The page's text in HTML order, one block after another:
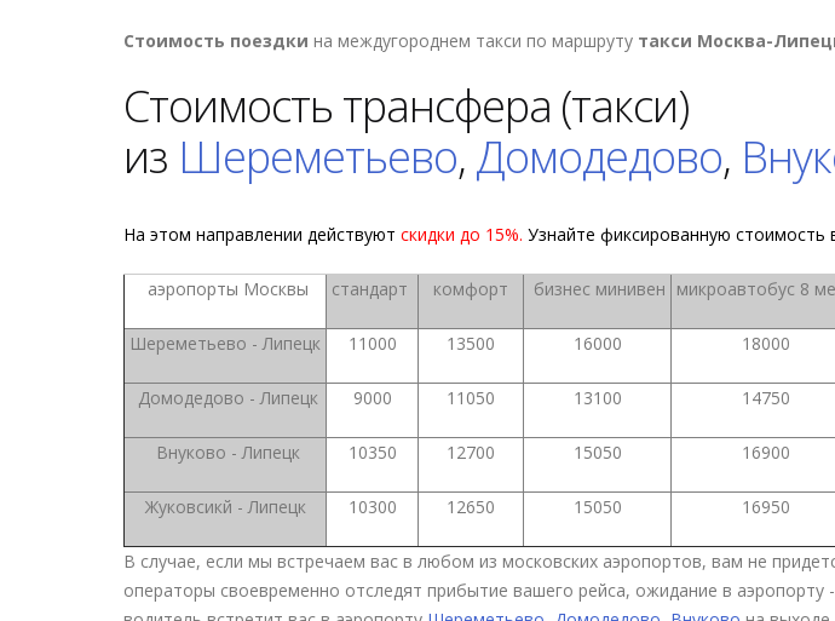
Стоимость поездки на междугороднем такси по маршруту такси Москва-
Стоимость трансфера (такси)
из Шереметьево, Домодедово,
На этом направлении действуют скидки до 15%. Узнайте фиксированную
аэропорты Москвы стандарт комфорт бизнес минивен микроавтобус 8
Шереметьево - Липецк 11000 13500 16000 18000
Домодедово - Липецк 9000 11050 13100 14750
Внуково - Липецк 10350 12700 15050 16900
Жуковсикй - Липецк 10300 12650 15050 16950
В случае, если мы встречаем вас в любом из московских аэропортов, вам не
операторы своевременно отследят прибытие вашего рейса, ожидание в